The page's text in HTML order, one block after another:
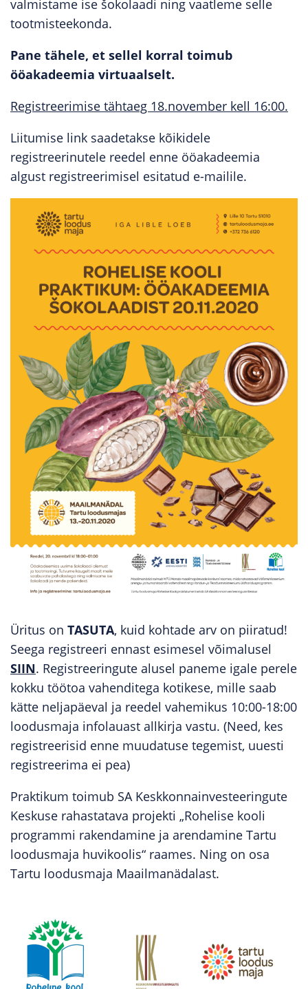
valmistame ise šokolaadi ning vaatleme selle
tootmisteekonda.
Pane tähele, et sellel korral toimub
ööakadeemia virtuaalselt.
Registreerimise tähtaeg 18.november kell 16:00.
Liitumise link saadetakse kõikidele
registreerinutele reedel enne ööakadeemia
algust registreerimisel esitatud e-mailile.
Üritus on TASUTA, kuid kohtade arv on piiratud!
Seega registreeri ennast esimesel võimalusel
SIIN. Registreeringute alusel paneme igale perele
kokku töötoa vahenditega kotikese, mille saab
kätte neljapäeval ja reedel vahemikus 10:00-18:00
loodusmaja infolauast allkirja vastu. (Need, kes
registreerisid enne muudatuse tegemist, uuesti
registreerima ei pea)
Praktikum toimub SA Keskkonnainvesteeringute
Keskuse rahastatava projekti „Rohelise kooli
programmi rakendamine ja arendamine Tartu
loodusmaja huvikoolis“ raames. Ning on osa
Tartu loodusmaja Maailmanädalast.